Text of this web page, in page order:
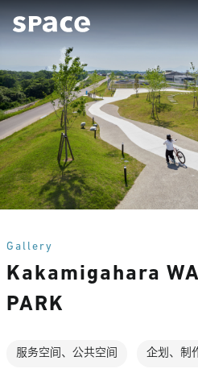
Gallery
Kakamigahara
PARK
服务空间、公共空间 企划、制